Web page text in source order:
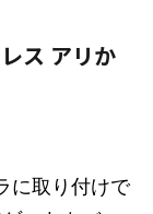
ス アリか
に取り付けで